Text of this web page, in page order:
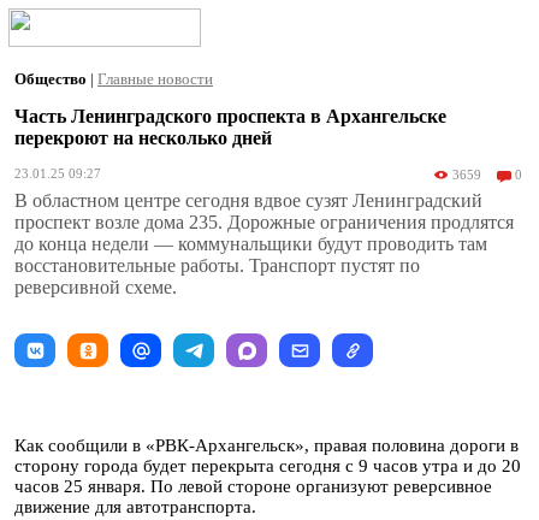
Общество | Главные новости
Часть Ленинградского проспекта в Архангельске
перекроют на несколько дней
23.01.25 09:27 3659 0
В областном центре сегодня вдвое сузят Ленинградский
проспект возле дома 235. Дорожные ограничения продлятся
до конца недели — коммунальщики будут проводить там
восстановительные работы. Транспорт пустят по
реверсивной схеме.
Как сообщили в «РВК-Архангельск», правая половина дороги в
сторону города будет перекрыта сегодня с 9 часов утра и до 20
часов 25 января. По левой стороне организуют реверсивное
движение для автотранспорта.